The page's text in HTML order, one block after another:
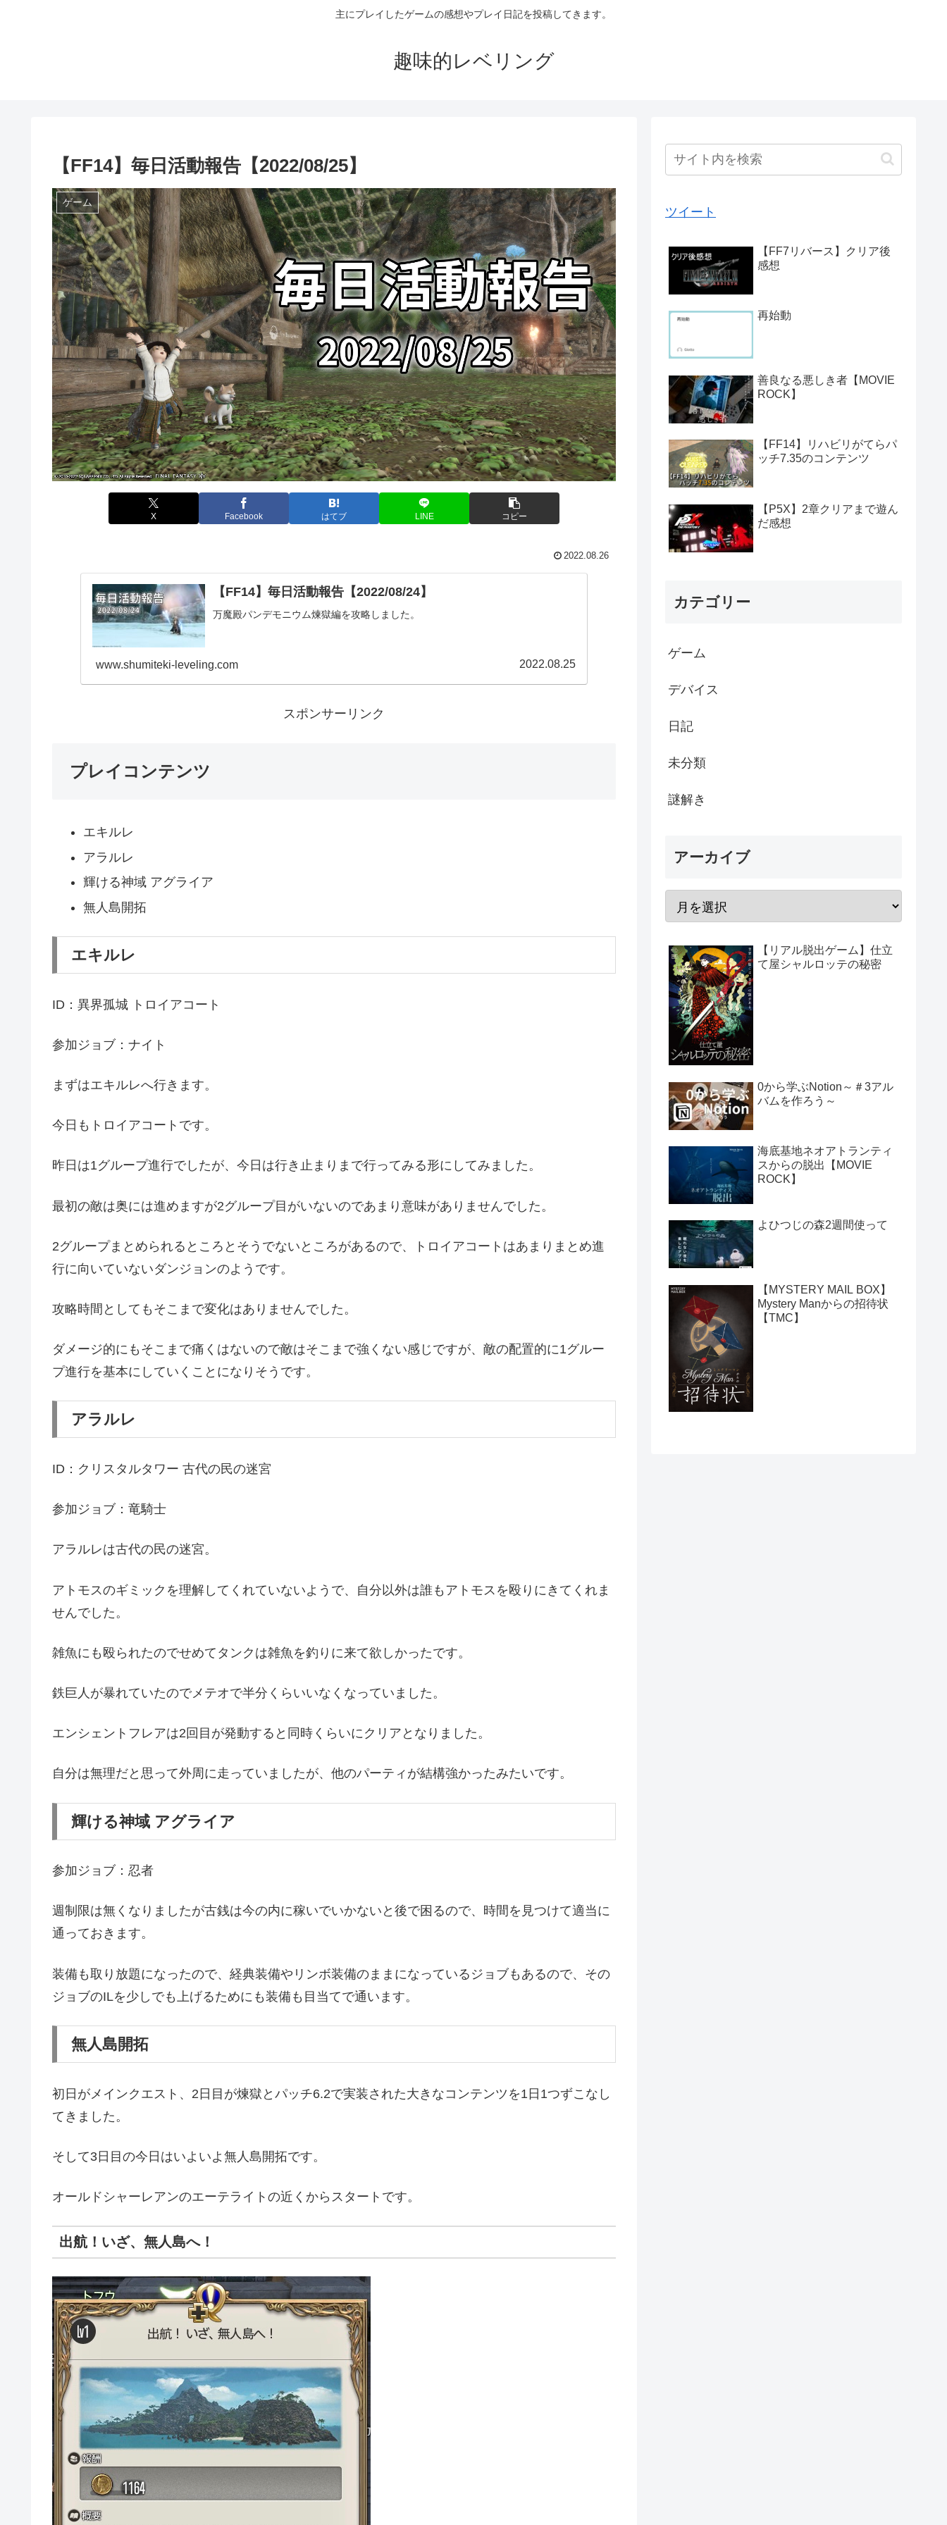
主にプレイしたゲームの感想やプレイ日記を投稿してきます。
趣味的レベリング
【FF14】毎日活動報告【2022/08/25】
ゲーム
X Facebook はてブ LINE コピー
2022.08.26
【FF14】毎日活動報告【2022/08/24】
万魔殿パンデモニウム煉獄編を攻略しました。
www.shumiteki-leveling.com 2022.08.25
スポンサーリンク
プレイコンテンツ
エキルレ
アラルレ
輝ける神域 アグライア
無人島開拓
エキルレ
ID：異界孤城 トロイアコート
参加ジョブ：ナイト
まずはエキルレへ行きます。
今日もトロイアコートです。
昨日は1グループ進行でしたが、今日は行き止まりまで行ってみる形にしてみました。
最初の敵は奥には進めますが2グループ目がいないのであまり意味がありませんでした。
2グループまとめられるところとそうでないところがあるので、トロイアコートはあまりまとめ進
行に向いていないダンジョンのようです。
攻略時間としてもそこまで変化はありませんでした。
ダメージ的にもそこまで痛くはないので敵はそこまで強くない感じですが、敵の配置的に1グルー
プ進行を基本にしていくことになりそうです。
アラルレ
ID：クリスタルタワー 古代の民の迷宮
参加ジョブ：竜騎士
アラルレは古代の民の迷宮。
アトモスのギミックを理解してくれていないようで、自分以外は誰もアトモスを殴りにきてくれま
せんでした。
雑魚にも殴られたのでせめてタンクは雑魚を釣りに来て欲しかったです。
鉄巨人が暴れていたのでメテオで半分くらいいなくなっていました。
エンシェントフレアは2回目が発動すると同時くらいにクリアとなりました。
自分は無理だと思って外周に走っていましたが、他のパーティが結構強かったみたいです。
輝ける神域 アグライア
参加ジョブ：忍者
週制限は無くなりましたが古銭は今の内に稼いでいかないと後で困るので、時間を見つけて適当に
通っておきます。
装備も取り放題になったので、経典装備やリンボ装備のままになっているジョブもあるので、その
ジョブのILを少しでも上げるためにも装備も目当てで通います。
無人島開拓
初日がメインクエスト、2日目が煉獄とパッチ6.2で実装された大きなコンテンツを1日1つずこなし
てきました。
そして3日目の今日はいよいよ無人島開拓です。
オールドシャーレアンのエーテライトの近くからスタートです。
出航！いざ、無人島へ！
ツイート
【FF7リバース】クリア後
感想
再始動
善良なる悪しき者【MOVIE
ROCK】
【FF14】リハビリがてらパ
ッチ7.35のコンテンツ
【P5X】2章クリアまで遊ん
だ感想
カテゴリー
ゲーム
デバイス
日記
未分類
謎解き
アーカイブ
【リアル脱出ゲーム】仕立
て屋シャルロッテの秘密
0から学ぶNotion～＃3アル
バムを作ろう～
海底基地ネオアトランティ
スからの脱出【MOVIE
ROCK】
よひつじの森2週間使って
【MYSTERY MAIL BOX】
Mystery Manからの招待状
【TMC】